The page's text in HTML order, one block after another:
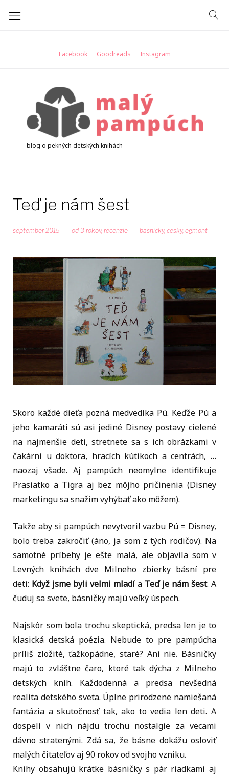
Facebook Goodreads Instagram
blog o pekných detských knihách
Teď je nám šest
september 2015 od 3 rokov, recenzie basnicky, cesky, egmont
Skoro každé dieťa pozná medvedíka Pú. Keďže Pú a
jeho kamaráti sú asi jediné Disney postavy cielené
na najmenšie deti, stretnete sa s ich obrázkami v
čakárni u doktora, hracích kútikoch a centrách, …
naozaj všade. Aj pampúch neomylne identifikuje
Prasiatko a Tigra aj bez môjho pričinenia (Disney
marketingu sa snažím vyhýbať ako môžem).
Takže aby si pampúch nevytvoril vazbu Pú = Disney,
bolo treba zakročiť (áno, ja som z tých rodičov). Na
samotné príbehy je ešte malá, ale objavila som v
Levných knihách dve Milneho zbierky básní pre
deti: Když jsme byli velmi mladía Teď je nám šest. A
čuduj sa svete, básničky majú veľký úspech.
Najskôr som bola trochu skeptická, predsa len je to
klasická detská poézia. Nebude to pre pampúcha
príliš zložité, ťažkopádne, staré? Ani nie. Básničky
majú to zvláštne čaro, ktoré tak dýcha z Milneho
detských kníh. Každodenná a predsa nevšedná
realita detského sveta. Úplne prirodzene namiešaná
fantázia a skutočnosť tak, ako to vedia len deti. A
dospelí v nich nájdu trochu nostalgie za vecami
dávno stratenými. Zdá sa, že básne dokážu osloviť
malých čitateľov aj 90 rokov od svojho vzniku.
Knihy obsahujú krátke básničky s pár riadkami aj